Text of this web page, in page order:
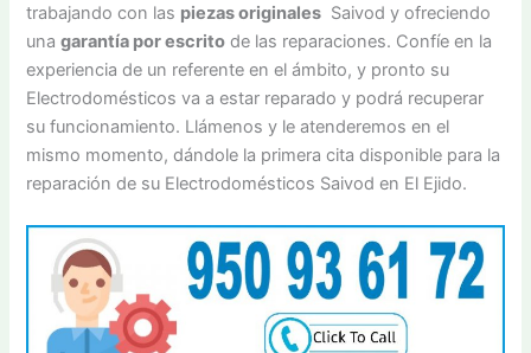
trabajando con las piezas originales Saivod y ofreciendo
unagarantía por escrito de las reparaciones. Confíe en la
experiencia de un referente en el ámbito, y pronto su
Electrodomésticos va a estar reparado y podrá recuperar
su funcionamiento. Llámenos y le atenderemos en el
mismo momento, dándole la primera cita disponible para la
reparación de su Electrodomésticos Saivod en El Ejido.